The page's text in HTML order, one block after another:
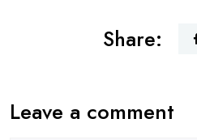
Share:
Leave a comment